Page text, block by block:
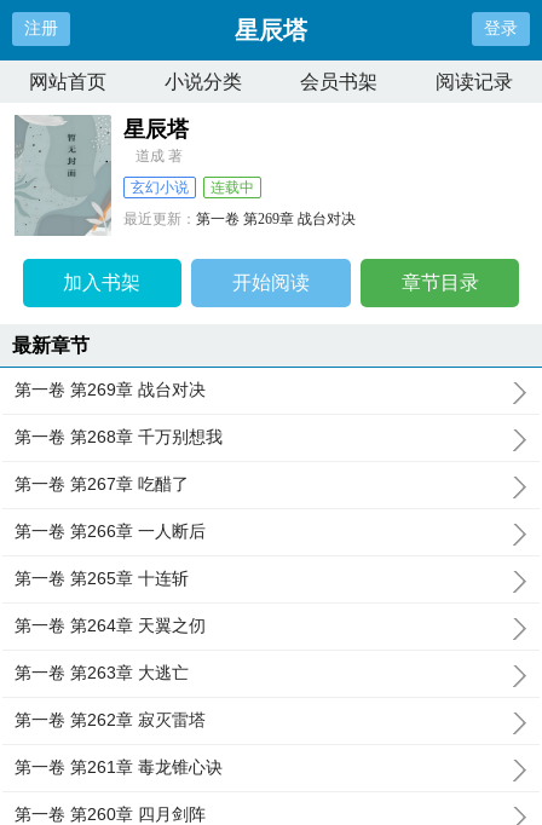
注册 星辰塔 登录
网站首页 小说分类 会员书架 阅读记录
星辰塔
道成 著
玄幻小说
连载中
最近更新：第一卷 第269章 战台对决
加入书架 开始阅读 章节目录
最新章节
第一卷 第269章 战台对决
第一卷 第268章 千万别想我
第一卷 第267章 吃醋了
第一卷 第266章 一人断后
第一卷 第265章 十连斩
第一卷 第264章 天翼之仞
第一卷 第263章 大逃亡
第一卷 第262章 寂灭雷塔
第一卷 第261章 毒龙锥心诀
第一卷 第260章 四月剑阵